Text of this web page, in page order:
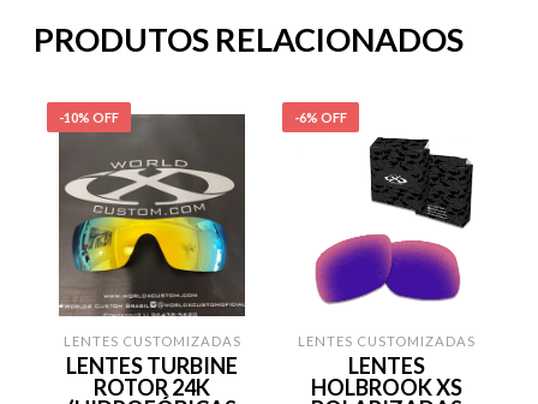
PRODUTOS RELACIONADOS
-10% OFF
LENTES CUSTOMIZADAS
LENTES TURBINE
ROTOR 24K
-6% OFF
LENTES CUSTOMIZADAS
LENTES
HOLBROOK XS